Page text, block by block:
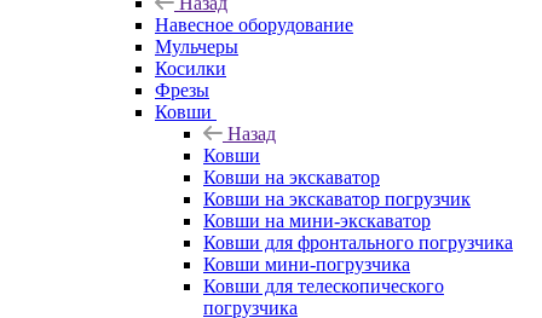
Навесное оборудование
Мульчеры
Косилки
Фрезы
Ковши
Назад
Ковши
Ковши на экскаватор
Ковши на экскаватор погрузчик
Ковши на мини-экскаватор
Ковши для фронтального погрузчика
Ковши мини-погрузчика
Ковши для телескопического
погрузчика